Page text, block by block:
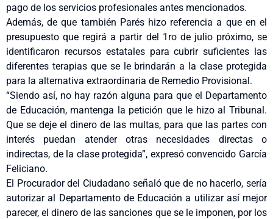
pago de los servicios profesionales antes mencionados.
Además, de que también Parés hizo referencia a que en el
presupuesto que regirá a partir del 1ro de julio próximo, se
identificaron recursos estatales para cubrir suficientes las
diferentes terapias que se le brindarán a la clase protegida
para la alternativa extraordinaria de Remedio Provisional.
“Siendo así, no hay razón alguna para que el Departamento
de Educación, mantenga la petición que le hizo al Tribunal.
Que se deje el dinero de las multas, para que las partes con
interés puedan atender otras necesidades directas o
indirectas, de la clase protegida”, expresó convencido García
Feliciano.
El Procurador del Ciudadano señaló que de no hacerlo, sería
autorizar al Departamento de Educación a utilizar así mejor
parecer, el dinero de las sanciones que se le imponen, por los